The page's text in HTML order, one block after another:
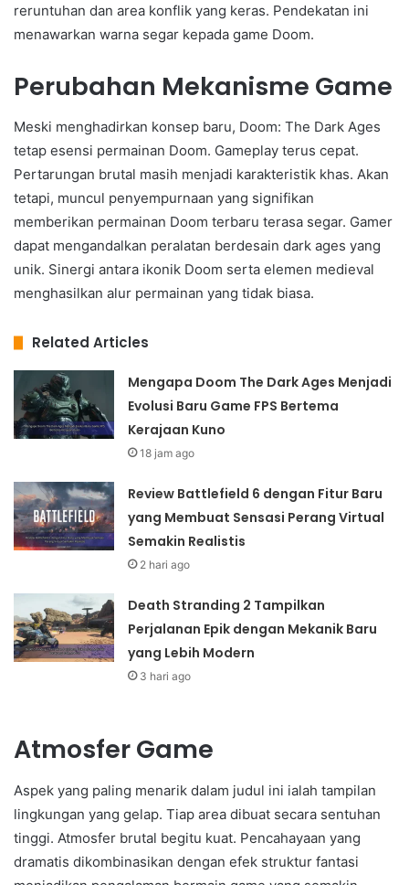
reruntuhan dan area konflik yang keras. Pendekatan ini
menawarkan warna segar kepada game Doom.
Perubahan Mekanisme Game
Meski menghadirkan konsep baru, Doom: The Dark Ages
tetap esensi permainan Doom. Gameplay terus cepat.
Pertarungan brutal masih menjadi karakteristik khas. Akan
tetapi, muncul penyempurnaan yang signifikan
memberikan permainan Doom terbaru terasa segar. Gamer
dapat mengandalkan peralatan berdesain dark ages yang
unik. Sinergi antara ikonik Doom serta elemen medieval
menghasilkan alur permainan yang tidak biasa.
Related Articles
Mengapa Doom The Dark Ages Menjadi
Evolusi Baru Game FPS Bertema
Kerajaan Kuno
18 jam ago
Review Battlefield 6 dengan Fitur Baru
yang Membuat Sensasi Perang Virtual
Semakin Realistis
2 hari ago
Death Stranding 2 Tampilkan
Perjalanan Epik dengan Mekanik Baru
yang Lebih Modern
3 hari ago
Atmosfer Game
Aspek yang paling menarik dalam judul ini ialah tampilan
lingkungan yang gelap. Tiap area dibuat secara sentuhan
tinggi. Atmosfer brutal begitu kuat. Pencahayaan yang
dramatis dikombinasikan dengan efek struktur fantasi